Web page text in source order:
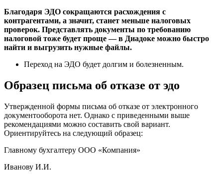
Благодаря ЭДО сокращаются расхождения с
контрагентами, а значит, станет меньше налоговых
проверок. Представлять документы по требованию
налоговой тоже будет проще — в Диадоке можно быстро
найти и выгрузить нужные файлы.
Переход на ЭДО будет долгим и болезненным.
Образец письма об отказе от эдо
Утвержденной формы письма об отказе от электронного
документооборота нет. Однако с приведенными выше
рекомендациями можно составить свой вариант.
Ориентируйтесь на следующий образец:
Главному бухгалтеру ООО «Компания»
Иванову И.И.